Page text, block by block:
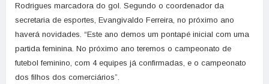
Rodrigues marcadora do gol. Segundo o coordenador da
secretaria de esportes, Evangivaldo Ferreira, no próximo ano
haverá novidades. “Este ano demos um pontapé inicial com uma
partida feminina. No próximo ano teremos o campeonato de
futebol feminino, com 4 equipes já confirmadas, e o campeonato
dos filhos dos comerciários”.